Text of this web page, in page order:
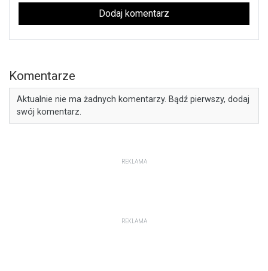
Dodaj komentarz
Komentarze
Aktualnie nie ma żadnych komentarzy. Bądź pierwszy, dodaj
swój komentarz.
REKLAMA
REKLAMA